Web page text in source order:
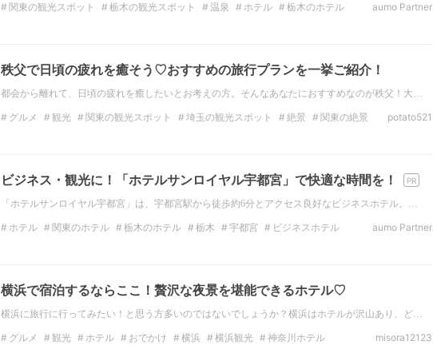
関東の観光スポット 栃木の観光スポット 温泉 ホテル
栃木のホテル
aumo Partner
秩父で日頃の疲れを癒そう♡おすすめの旅行プランを一挙ご紹介！
都会から離れて、日頃の疲れを癒したいとお考えの方。そんなあなたにおすすめなのが秩父！大…
グルメ 観光 関東の観光スポット 埼玉の観光スポット 絶景
関東の絶景
potato521
ビジネス・観光に！「ホテルサンロイヤル宇都宮」で快適な時間を！
「ホテルサンロイヤル宇都宮」は、宇都宮駅から徒歩約6分とアクセス良好なビジネスホテル。…
ホテル 関東のホテル 栃木のホテル 栃木 宇都宮
ビジネスホテル
aumo Partner
横浜で宿泊するならここ！贅沢な夜景を堪能できるホテル♡
横浜に旅行に行ってみたい！と思う方多いのではないでしょうか？横浜はホテルが沢山あり、ど…
グルメ 観光 ホテル おでかけ 横浜 横浜観光
神奈川ホテル
misora12123